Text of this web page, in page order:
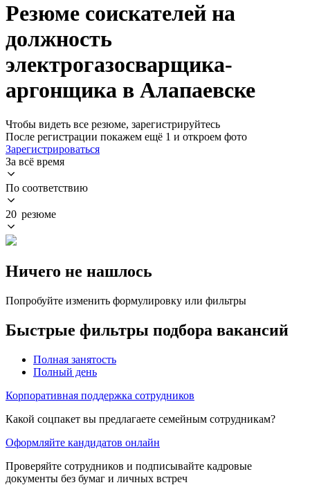
Резюме соискателей на
должность
электрогазосварщика-
аргонщика в Алапаевске
Чтобы видеть все резюме, зарегистрируйтесь
После регистрации покажем ещё 1 и откроем фото
Зарегистрироваться
За всё время
По соответствию
20 резюме
Ничего не нашлось
Попробуйте изменить формулировку или фильтры
Быстрые фильтры подбора вакансий
Полная занятость
Полный день
Корпоративная поддержка сотрудников
Какой соцпакет вы предлагаете семейным сотрудникам?
Оформляйте кандидатов онлайн
Проверяйте сотрудников и подписывайте кадровые
документы без бумаг и личных встреч